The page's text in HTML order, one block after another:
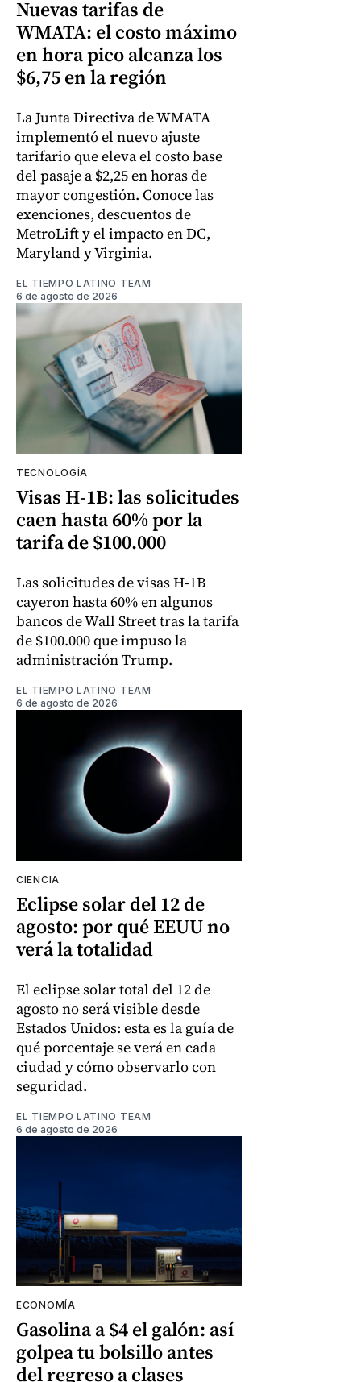
Nuevas tarifas de
WMATA: el costo máximo
en hora pico alcanza los
$6,75 en la región
La Junta Directiva de WMATA
implementó el nuevo ajuste
tarifario que eleva el costo base
del pasaje a $2,25 en horas de
mayor congestión. Conoce las
exenciones, descuentos de
MetroLift y el impacto en DC,
Maryland y Virginia.
EL TIEMPO LATINO TEAM
6 de agosto de 2026
TECNOLOGÍA
Visas H-1B: las solicitudes
caen hasta 60% por la
tarifa de $100.000
Las solicitudes de visas H-1B
cayeron hasta 60% en algunos
bancos de Wall Street tras la tarifa
de $100.000 que impuso la
administración Trump.
EL TIEMPO LATINO TEAM
6 de agosto de 2026
CIENCIA
Eclipse solar del 12 de
agosto: por qué EEUU no
verá la totalidad
El eclipse solar total del 12 de
agosto no será visible desde
Estados Unidos: esta es la guía de
qué porcentaje se verá en cada
ciudad y cómo observarlo con
seguridad.
EL TIEMPO LATINO TEAM
6 de agosto de 2026
ECONOMÍA
Gasolina a $4 el galón: así
golpea tu bolsillo antes
del regreso a clases